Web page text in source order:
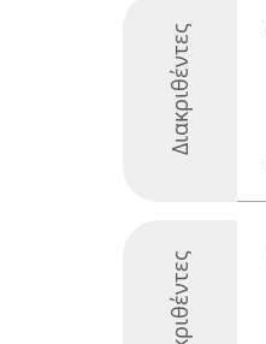
Διακριθέντες
Διακριθέντες